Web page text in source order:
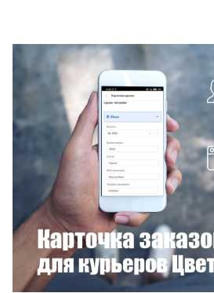
Смотреть проект